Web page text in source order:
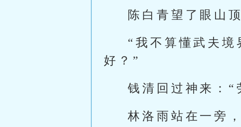
陈白青望了眼山
“我不算懂武夫境
好？”
钱清回过神来：“
林洛雨站在一旁